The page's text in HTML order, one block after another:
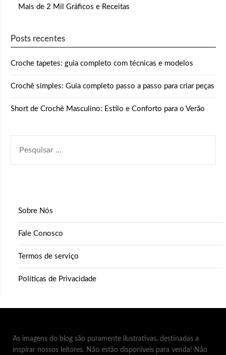
Mais de 2 Mil Gráficos e Receitas
Posts recentes
Croche tapetes: guia completo com técnicas e modelos
Crochê simples: Guia completo passo a passo para criar peças
Short de Crochê Masculino: Estilo e Conforto para o Verão
POR:
Sobre Nós
Fale Conosco
Termos de serviço
Políticas de Privacidade
As imagens do blog são puramente ilustrativas, destinadas a
inspirar nossos leitores. Não estão disponíveis para venda! Não